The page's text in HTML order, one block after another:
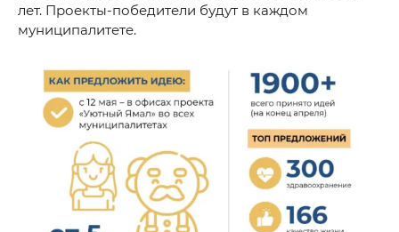
лет. Проекты-победители будут в каждом
муниципалитете.